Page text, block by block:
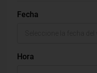
Fecha
Hora